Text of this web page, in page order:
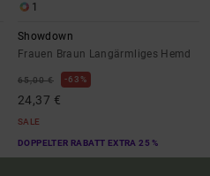
1
Showdown
Frauen Braun Langärmliges Hemd
65,00 € 63%
24,37 €
SALE
DOPPELTER RABATT EXTRA 25 %